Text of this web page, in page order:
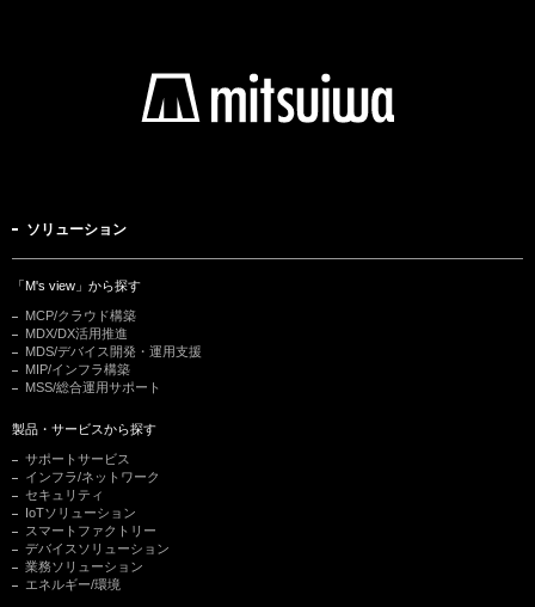
ソリューション
「M's view」から探す
MCP/クラウド構築
MDX/DX活用推進
MDS/デバイス開発・運用支援
MIP/インフラ構築
MSS/総合運用サポート
製品・サービスから探す
サポートサービス
インフラ/ネットワーク
セキュリティ
IoTソリューション
スマートファクトリー
デバイスソリューション
業務ソリューション
エネルギー/環境